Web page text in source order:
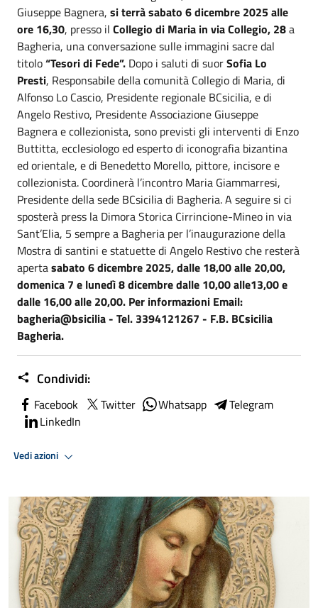
Giuseppe Bagnera, si terrà sabato 6 dicembre 2025 alle
ore 16,30, presso il Collegio di Maria in via Collegio, 28a
Bagheria, una conversazione sulle immagini sacre dal
titolo“Tesori di Fede”. Dopo i saluti di suorSofia Lo
Presti, Responsabile della comunità Collegio di Maria, di
Alfonso Lo Cascio, Presidente regionale BCsicilia, e di
Angelo Restivo, Presidente Associazione Giuseppe
Bagnera e collezionista, sono previsti gli interventi di Enzo
Buttitta, ecclesiologo ed esperto di iconografia bizantina
ed orientale, e di Benedetto Morello, pittore, incisore e
collezionista. Coordinerà l’incontro Maria Giammarresi,
Presidente della sede BCsicilia di Bagheria. A seguire si ci
sposterà press la Dimora Storica Cirrincione-Mineo in via
Sant’Elia, 5 sempre a Bagheria per l’inaugurazione della
Mostra di santini e statuette di Angelo Restivo che resterà
apertasabato 6 dicembre 2025, dalle 18,00 alle 20,00,
domenica 7 e lunedì 8 dicembre dalle 10,00 alle13,00 e
dalle 16,00 alle 20,00. Per informazioni Email:
bagheria@bsicilia - Tel. 3394121267 - F.B. BCsicilia
Bagheria.
Condividi:
Facebook Twitter Whatsapp
Telegram
LinkedIn
Vedi azioni